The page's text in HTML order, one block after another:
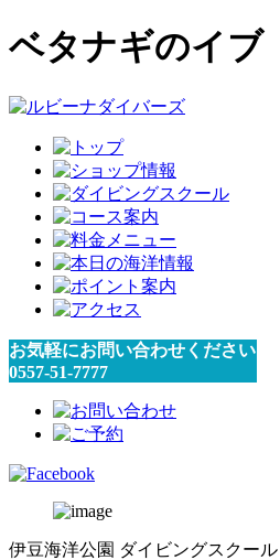
ベタナギのイブ
お気軽にお問い合わせください
0557-51-7777
伊豆海洋公園 ダイビングスクール